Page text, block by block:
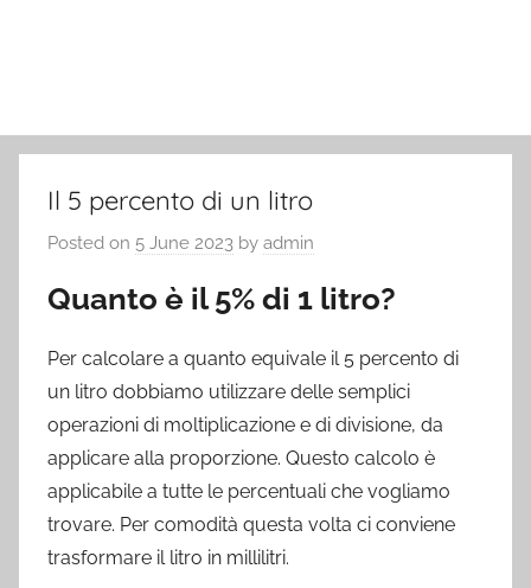
Il 5 percento di un litro
Posted on 5 June 2023 by admin
Quanto è il 5% di 1 litro?
Per calcolare a quanto equivale il 5 percento di
un litro dobbiamo utilizzare delle semplici
operazioni di moltiplicazione e di divisione, da
applicare alla proporzione. Questo calcolo è
applicabile a tutte le percentuali che vogliamo
trovare. Per comodità questa volta ci conviene
trasformare il litro in millilitri.